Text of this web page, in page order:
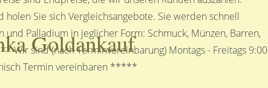
Sie sich Vergleichsangebote. Sie werden schnell
Palladium in jeglicher Form: Schmuck, Münzen, Barren,
sind (nach Terminvereinbarung) Montags - Freitags 9:00
Termin vereinbaren *****
Goldankauf